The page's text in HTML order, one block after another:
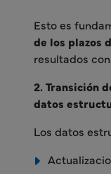
Esto es
de los plazos
resultados
2. Transición
datos
Los datos